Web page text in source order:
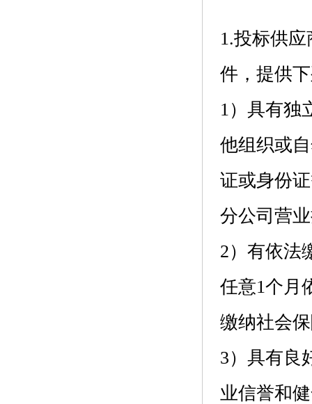
1.投标供
件，提供
1）具有独
他组织或
证或身份
分公司营
2）有依法
任意1个月
缴纳社会
3）具有良
业信誉和